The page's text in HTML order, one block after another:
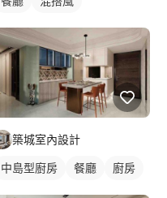
築城室內設計
中島型廚房 餐廳 廚房